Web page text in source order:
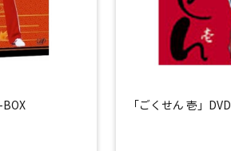
BOX 「ごくせん 壱」DVD